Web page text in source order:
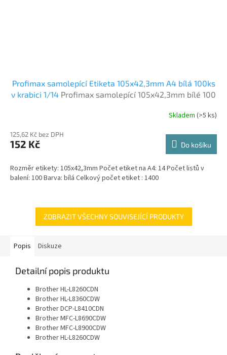
Profimax samolepící Etiketa 105x42,3mm A4 bílá 100ks
v krabici 1/14 Profimax samolepící 105x42,3mm bílé 100
Skladem (>5 ks)
125,62 Kč bez DPH
152 Kč Do košíku
Rozměr etikety: 105x42,3mm Počet etiket na A4: 14 Počet listů v
balení: 100 Barva: bílá Celkový počet etiket : 1400
ZOBRAZIT VŠECHNY SOUVISEJÍCÍ PRODUKTY
Popis Diskuze
Detailní popis produktu
Brother HL-L8260CDN
Brother HL-L8360CDW
Brother DCP-L8410CDN
Brother MFC-L8690CDW
Brother MFC-L8900CDW
Brother HL-L8260CDW